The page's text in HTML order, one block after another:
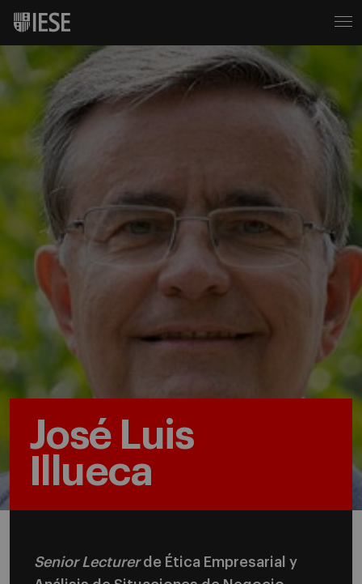
José Luis
Illueca
Senior Lecturerde Ética Empresarial y